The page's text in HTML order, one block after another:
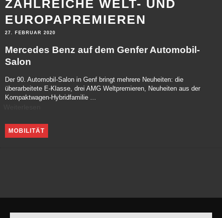
ZAHLREICHE WELT- UND
EUROPAPREMIEREN
27. FEBRUAR 2020
Mercedes Benz auf dem Genfer Automobil-
Salon
Der 90. Automobil-Salon in Genf bringt mehrere Neuheiten: die
überarbeitete E-Klasse, drei AMG Weltpremieren, Neuheiten aus der
Kompaktwagen-Hybridfamilie ...
MOBILITÄT